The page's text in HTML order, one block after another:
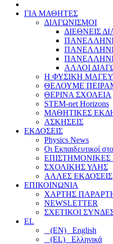
ΓΙΑ ΜΑΘΗΤΕΣ
ΔΙΑΓΩΝΙΣΜΟΙ
ΔΙΕΘΝΕΙΣ
ΑΛΛΟΙ
Η ΦΥΣΙΚΗ
ΘΕΛΟΥΜΕ
ΘΕΡΙΝΑ ΣΧΟΛΕΙΑ
STEM-net Horizons
ΜΑΘΗΤΙΚΕΣ
ΑΣΚΗΣΕΙΣ
ΕΚΔΟΣΕΙΣ
Physics News
Οι Εκπαιδευτικοί
ΕΠΙΣΤΗΜΟΝΙΚΕΣ
ΣΧΟΛΙΚΗΣ ΥΛΗΣ
ΑΛΛΕΣ ΕΚΔΟΣΕΙΣ
ΕΠΙΚΟΙΝΩΝΙΑ
ΧΑΡΤΗΣ
NEWSLETTER
ΣΧΕΤΙΚΟΙ
EL
(EN) English
(EL) Ελληνικά